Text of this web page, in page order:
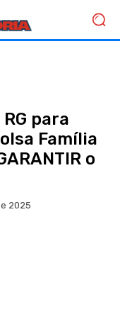
RG para
Família
o
2025